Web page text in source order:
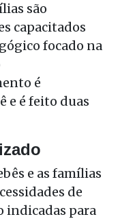
são
capacitados
focado na
é
e é feito duas
e as famílias
de
indicadas para